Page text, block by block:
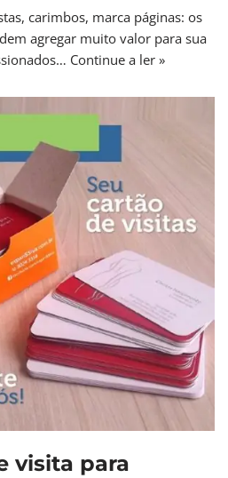
carimbos, marca páginas: os
agregar muito valor para sua
Continue a ler »
visita para